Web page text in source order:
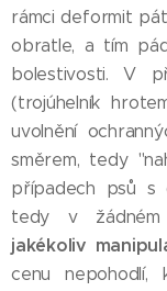
rámci deformit
obratle, a tím
bolestivosti. V
(trojúhelník
uvolnění
směrem, tedy
případech psů s
tedy v
jakékoliv
cenu nepohodlí,